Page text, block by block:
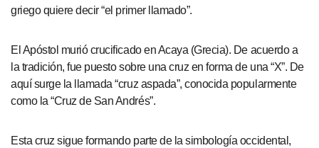
griego quiere decir “el primer llamado”.
El Apóstol murió crucificado en Acaya (Grecia). De acuerdo a
la tradición, fue puesto sobre una cruz en forma de una “X”. De
aquí surge la llamada “cruz aspada”, conocida popularmente
como la “Cruz de San Andrés”.
Esta cruz sigue formando parte de la simbología occidental,